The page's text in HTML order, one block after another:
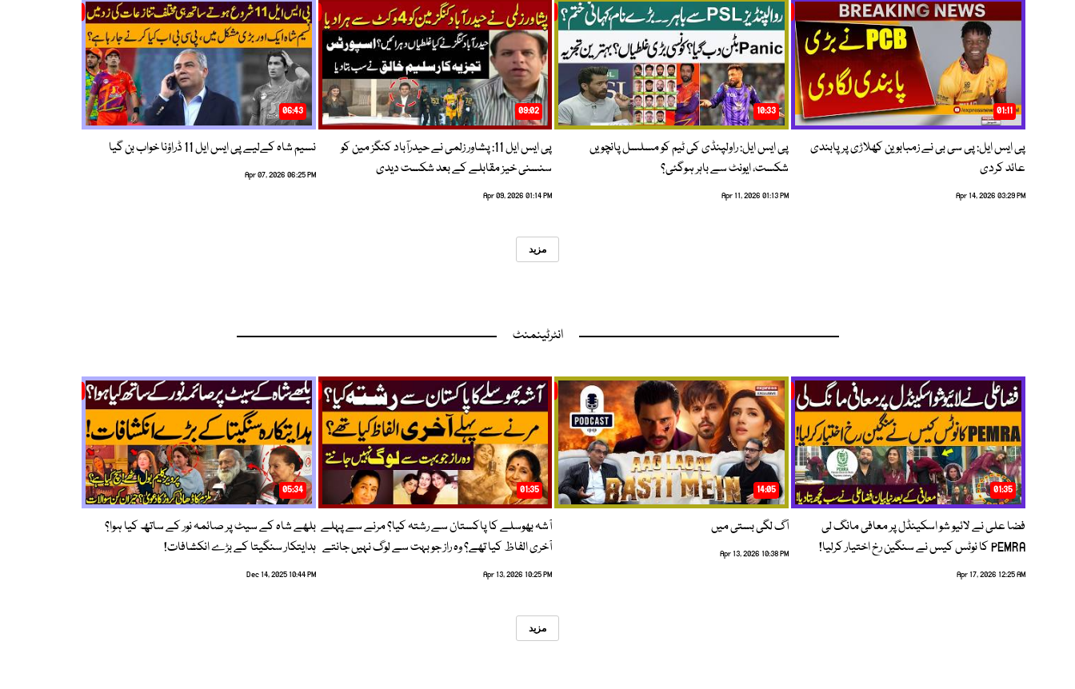
01:11
پی ایس ایل: پی سی بی نے زمبابوین کھلاڑی پر پابندی
عائد کردی
Apr 14, 2026 03:29 PM
10:33
پی ایس ایل: راولپنڈی کی ٹیم کو مسلسل پانچویں
شکست، ایونٹ سے باہر ہوگئی؟
Apr 11, 2026 01:13 PM
09:02
پی ایس ایل 11: پشاور زلمی نے حیدرآباد کنگز مین کو
سنسنی خیز مقابلے کے بعد شکست دیدی
Apr 09, 2026 01:14 PM
06:43
نسیم شاہ کےلیے پی ایس ایل 11 ڈراؤنا خواب بن گیا
Apr 07, 2026 06:25 PM
مزید
انٹرٹینمنٹ
01:35
فضا علی نے لائیو شو اسکینڈل پر معافی مانگ لی
PEMRA کا نوٹس کیس نے سنگین رخ اختیار کرلیا!
Apr 17, 2026 12:25 AM
14:05
آگ لگی بستی میں
Apr 13, 2026 10:38 PM
01:35
آشہ بھوسلے کا پاکستان سے رشتہ کیا؟ مرنے سے پہلے
آخری الفاظ کیا تھے؟ وہ راز جو بہت سے لوگ نہیں جانتے
Apr 13, 2026 10:25 PM
05:34
بلھے شاہ کے سیٹ پر صائمہ نور کے ساتھ کیا ہوا؟
ہدایتکار سنگیتا کے بڑے انکشافات!
Dec 14, 2025 10:44 PM
مزید